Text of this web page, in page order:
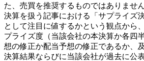
た、売買を推奨するものではありません
決算を扱う記事における「サプライズ
として注目に値するかという観点から
プライズ度（当該会社の本決算か各四
想の修正か配当予想の修正であるか、
決算結果ならびに当該会社が過去に公